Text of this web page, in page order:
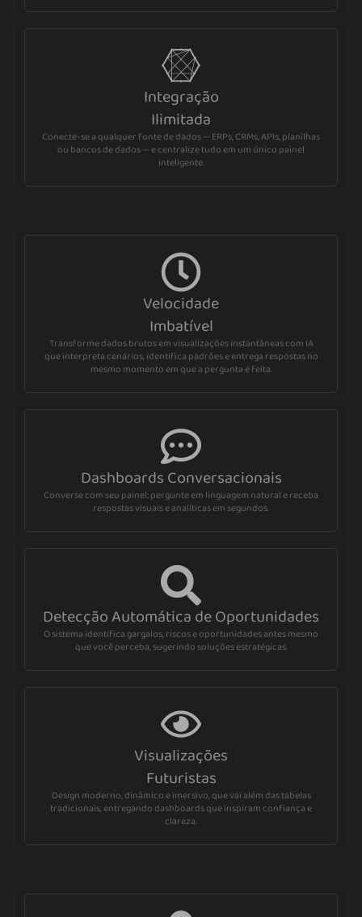
Integração
Ilimitada
Conecte-se a qualquer fonte de dados — ERPs, CRMs, APIs, planilhas
ou bancos de dados — e centralize tudo em um único painel
inteligente.
Velocidade
Imbatível
Transforme dados brutos em visualizações instantâneas com IA
que interpreta cenários, identifica padrões e entrega respostas no
mesmo momento em que a pergunta é feita.
Dashboards Conversacionais
Converse com seu painel: pergunte em linguagem natural e receba
respostas visuais e analíticas em segundos.
Detecção Automática de Oportunidades
O sistema identifica gargalos, riscos e oportunidades antes mesmo
que você perceba, sugerindo soluções estratégicas.
Visualizações
Futuristas
Design moderno, dinâmico e imersivo, que vai além das tabelas
tradicionais, entregando dashboards que inspiram confiança e
clareza.